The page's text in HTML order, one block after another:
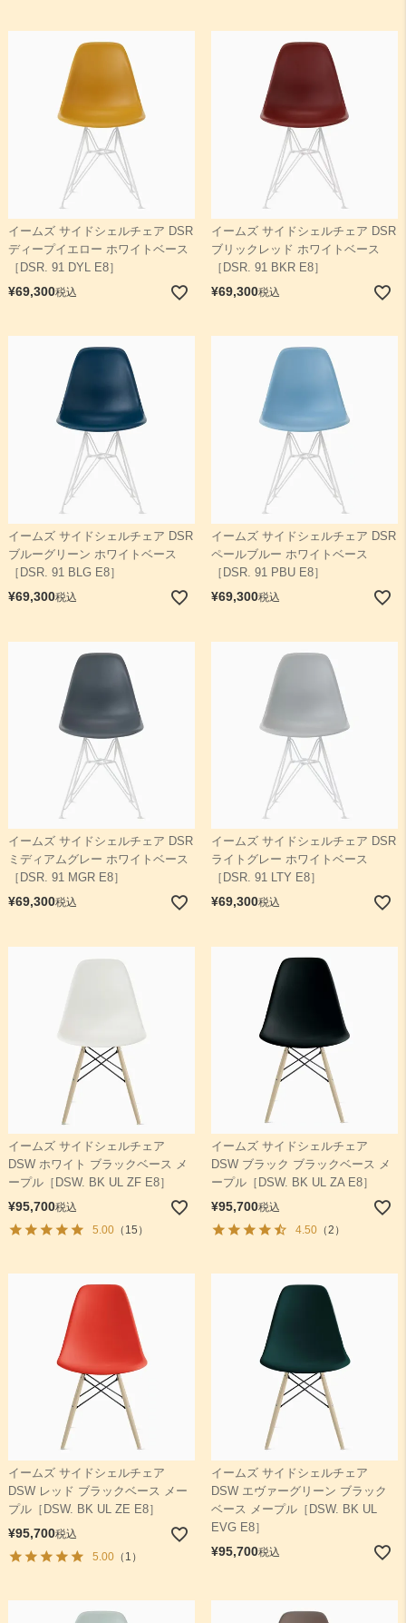
イームズ サイドシェルチェア DSR
ディープイエロー ホワイトベース
［DSR. 91 DYL E8］
¥69,300税込
イームズ サイドシェルチェア DSR
ブリックレッド ホワイトベース
［DSR. 91 BKR E8］
¥69,300税込
イームズ サイドシェルチェア DSR
ブルーグリーン ホワイトベース
［DSR. 91 BLG E8］
¥69,300税込
イームズ サイドシェルチェア DSR
ペールブルー ホワイトベース
［DSR. 91 PBU E8］
¥69,300税込
イームズ サイドシェルチェア DSR
ミディアムグレー ホワイトベース
［DSR. 91 MGR E8］
¥69,300税込
イームズ サイドシェルチェア DSR
ライトグレー ホワイトベース
［DSR. 91 LTY E8］
¥69,300税込
イームズ サイドシェルチェア
DSW ホワイト ブラックベース メ
ープル［DSW. BK UL ZF E8］
¥95,700税込
5.00（15）
イームズ サイドシェルチェア
DSW ブラック ブラックベース メ
ープル［DSW. BK UL ZA E8］
¥95,700税込
4.50（2）
イームズ サイドシェルチェア
DSW レッド ブラックベース メー
プル［DSW. BK UL ZE E8］
¥95,700税込
5.00（1）
イームズ サイドシェルチェア
DSW エヴァーグリーン ブラック
ベース メープル［DSW. BK UL
EVG E8］
¥95,700税込